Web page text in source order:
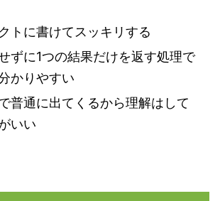
トに書けてスッキリする
ずに1つの結果だけを返す処理で
かりやすい
普通に出てくるから理解はして
いい